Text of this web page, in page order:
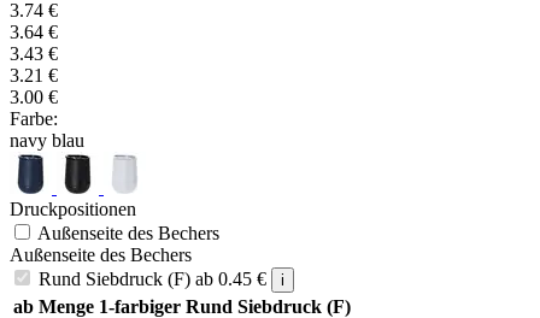
3.74 €
3.64 €
3.43 €
3.21 €
3.00 €
Farbe:
navy blau
Druckpositionen
Außenseite des Bechers
Außenseite des Bechers
Rund Siebdruck (F) ab 0.45 € i
ab Menge 1-farbiger Rund Siebdruck (F)